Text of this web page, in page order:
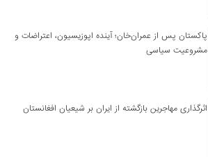
پاکستان پس از عمران‌خان؛ آینده اپوزیسیون، اعتراضات و
مشروعیت سیاسی
اثرگذاری مهاجرین بازگشته از ایران بر شیعیان افغانستان